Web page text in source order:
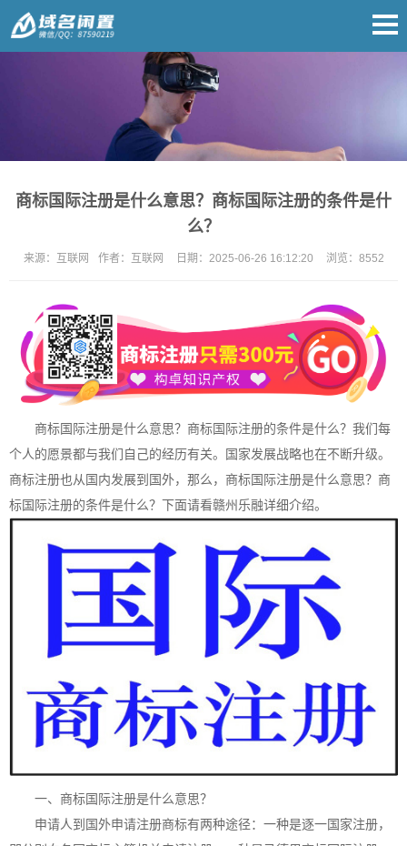
商标国际注册是什么意思？商标国际注册的条件是什
么？
来源： 互联网 作者： 互联网 日期： 2025-06-26 16:12:20 浏览： 8552
商标国际注册是什么意思？商标国际注册的条件是什么？我们每
个人的愿景都与我们自己的经历有关。国家发展战略也在不断升级。
商标注册也从国内发展到国外，那么，商标国际注册是什么意思？商
标国际注册的条件是什么？下面请看赣州乐融详细介绍。
一、商标国际注册是什么意思？
申请人到国外申请注册商标有两种途径：一种是逐一国家注册，